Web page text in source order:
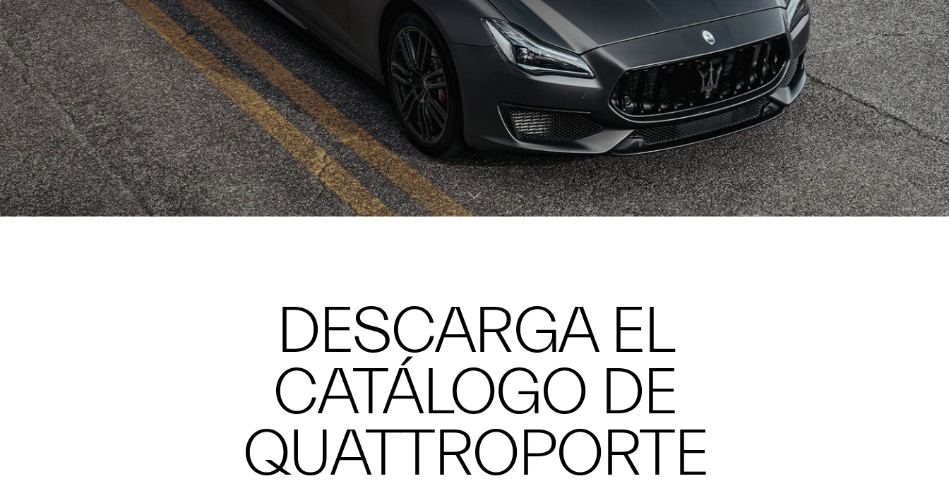
DESCARGA EL
CATÁLOGO DE
QUATTROPORTE